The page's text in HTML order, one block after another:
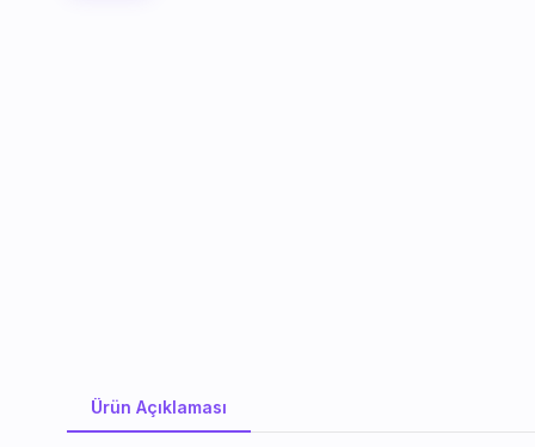
Ürün Açıklaması